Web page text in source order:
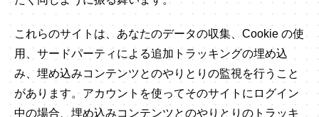
これらのサイトは、あなたのデータの収集、Cookie の使
用、サードパーティによる追加トラッキングの埋め込
み、埋め込みコンテンツとのやりとりの監視を行うこと
があります。アカウントを使ってそのサイトにログイン
中の場合、埋め込みコンテンツとのやりとりのトラッキ